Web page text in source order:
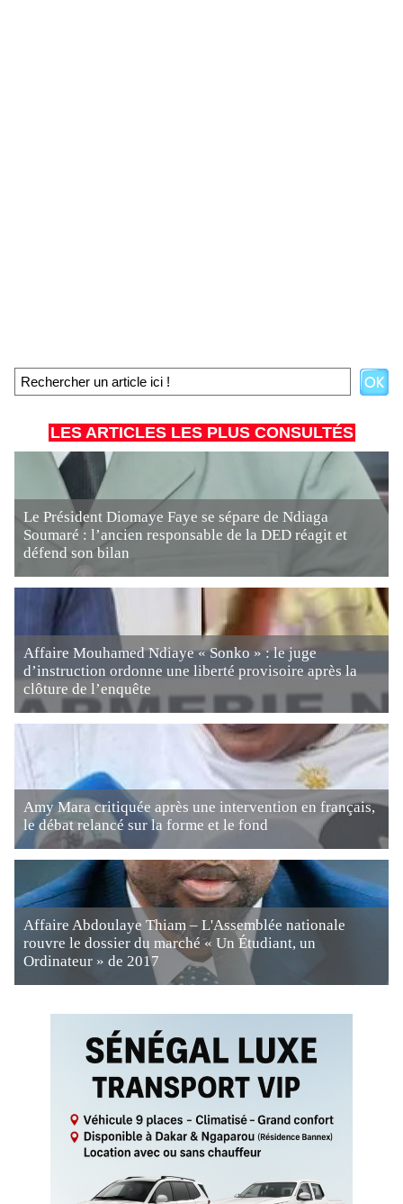
LES ARTICLES LES PLUS CONSULTÉS
Le Président Diomaye Faye se sépare de Ndiaga
Soumaré : l’ancien responsable de la DED réagit et
défend son bilan
Affaire Mouhamed Ndiaye « Sonko » : le juge
d’instruction ordonne une liberté provisoire après la
clôture de l’enquête
Amy Mara critiquée après une intervention en français,
le débat relancé sur la forme et le fond
Affaire Abdoulaye Thiam – L'Assemblée nationale
rouvre le dossier du marché « Un Étudiant, un
Ordinateur » de 2017